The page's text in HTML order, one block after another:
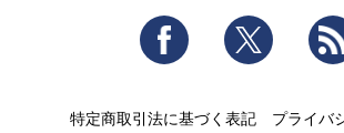
Facebook Twitter
特定商取引法に基づく表記
プライバ